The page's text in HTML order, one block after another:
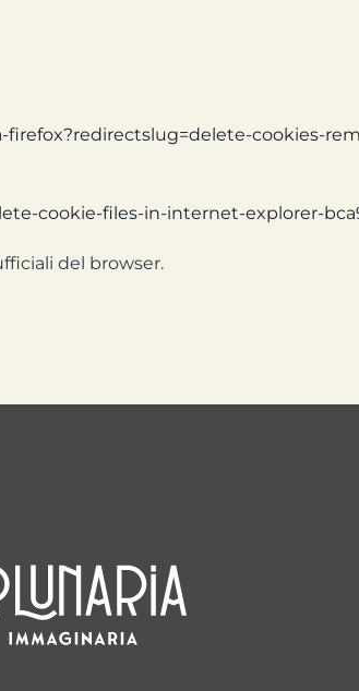
cookies-
cookie-files-in-internet-explorer-
del browser.